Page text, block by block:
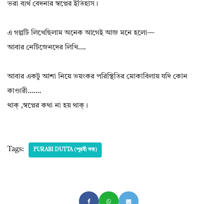
ভরা ব্যর্থ বেদনার স্বপ্নের ইতিহাস।
এ গল্পটি লিখেছিলাম অনেক আগেই আজ মনে হলো—
আবার নেটিজেনদের লিখি….
আবার একটু আশা নিয়ে ভয়ংকর পরিস্থিতির মোকাবিলায় যদি কোন
কাণ্ডারী…….
থাক্ ,স্বপ্নের কথা না হয় থাক্।
Tags: PURABI DUTTA (পূরবী দত্ত)